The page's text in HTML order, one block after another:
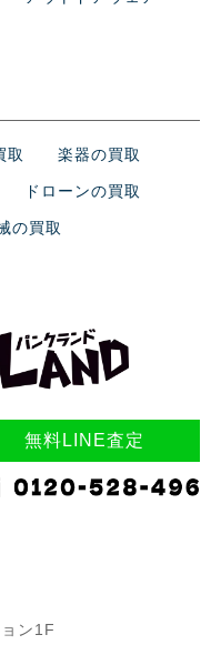
無料LINE査定
ン1F
取 楽器の買取
ドローンの買取
の買取